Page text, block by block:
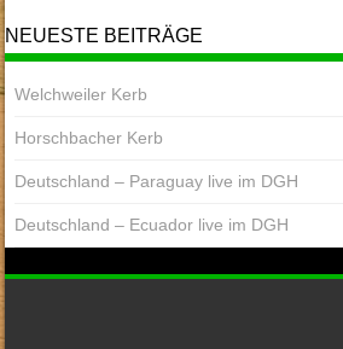
NEUESTE BEITRÄGE
Welchweiler Kerb
Horschbacher Kerb
Deutschland – Paraguay live im DGH
Deutschland – Ecuador live im DGH